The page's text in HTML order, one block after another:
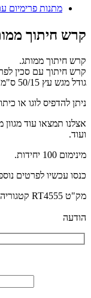
מתנות פרימיום
קרש חיתוך
קרש חיתוך ממותג.
קרש חיתוך עם סכין
גודל מגש עץ 50/15 ס"מ.
ניתן להדפיס לוגו או
אצלנו תמצאו עוד
ועוד.
מינימום 100 יחידות.
כנסו עכשיו לפרטים
מק"ט RT4555 קטגוריה
הודעה